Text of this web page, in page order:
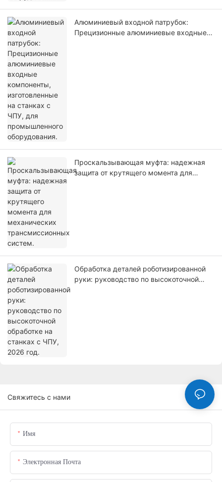
Алюминиевый входной патрубок:
Прецизионные алюминиевые входные
Проскальзывающая муфта: надежная
защита от крутящего момента для
Обработка деталей роботизированной
руки: руководство по высокоточной
Свяжитесь с нами
Имя
Электронная Почта